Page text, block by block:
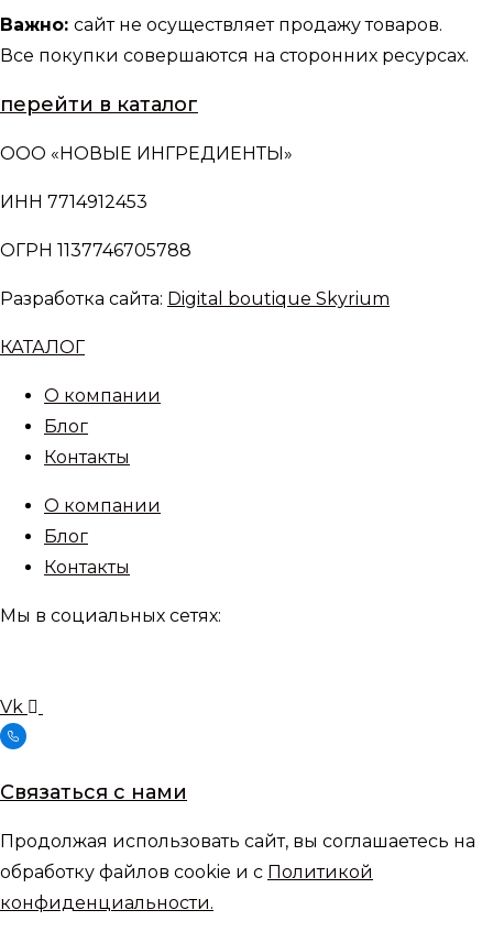
Важно: сайт не осуществляет продажу товаров.
Все покупки совершаются на сторонних ресурсах.
перейти в каталог
ООО «НОВЫЕ ИНГРЕДИЕНТЫ»
ИНН 7714912453
ОГРН 1137746705788
Разработка сайта: Digital boutique Skyrium
КАТАЛОГ
О компании
Блог
Контакты
О компании
Блог
Контакты
Мы в социальных сетях:
Vk
Связаться с нами
Продолжая использовать сайт, вы соглашаетесь на
обработку файлов cookie и с Политикой
конфиденциальности.